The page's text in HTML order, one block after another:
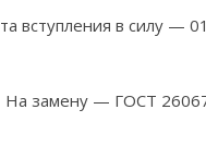
вступления в силу —
На замену — ГОСТ